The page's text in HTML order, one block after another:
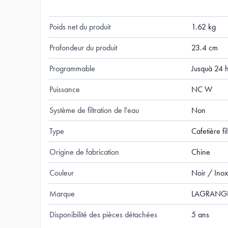
Poids net du produit 1.62 kg
Profondeur du produit 23.4 cm
Programmable Jusquà 24 h
Puissance NC W
Système de filtration de l'eau Non
Type Cafetière
Origine de fabrication Chine
Couleur Noir / Inox
Marque
Disponibilité des pièces détachées 5 ans